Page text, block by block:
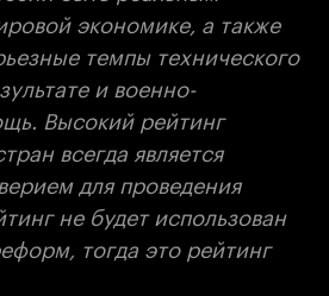
экономике, а также
темпы технического
и военно-
Высокий рейтинг
всегда является
для проведения
не будет использован
тогда это рейтинг